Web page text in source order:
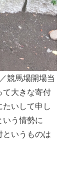
競馬場開場当
て大きな寄付
たいして申し
いう情勢に
というものは